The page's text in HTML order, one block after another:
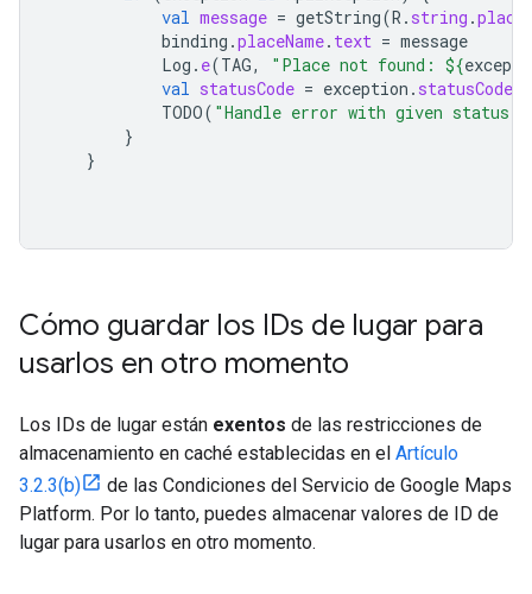
val message = getString(R . string .
binding .placeName. text = message
Log . e(TAG, "Place not found: ${
val statusCode = exception . statusCode
TODO( "Handle error with given status
}
}
Cómo guardar los IDs de lugar para
usarlos en otro momento
Los IDs de lugar están exentos de las restricciones de
almacenamiento en caché establecidas en el Artículo
3.2.3(b)
de las Condiciones del Servicio de Google Maps
Platform. Por lo tanto, puedes almacenar valores de ID de
lugar para usarlos en otro momento.